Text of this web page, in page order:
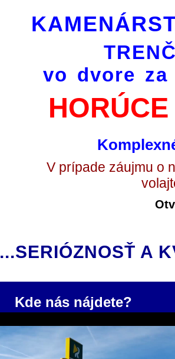
vo dvore za
V prípade záujmu o
...SERIÓZNOSŤ A
Kde nás nájdete?